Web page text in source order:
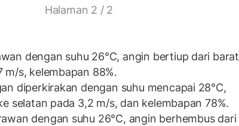
Halaman 2 / 2
dengan suhu 26°C, angin bertiup dari barat
m/s, kelembapan 88%.
diperkirakan dengan suhu mencapai 28°C,
selatan pada 3,2 m/s, dan kelembapan 78%.
dengan suhu 26°C, angin berhembus dari